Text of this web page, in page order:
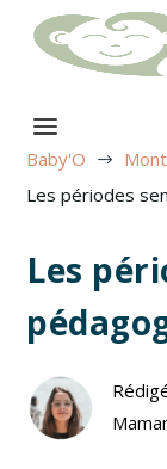
Baby'O $
Les périodes
Les